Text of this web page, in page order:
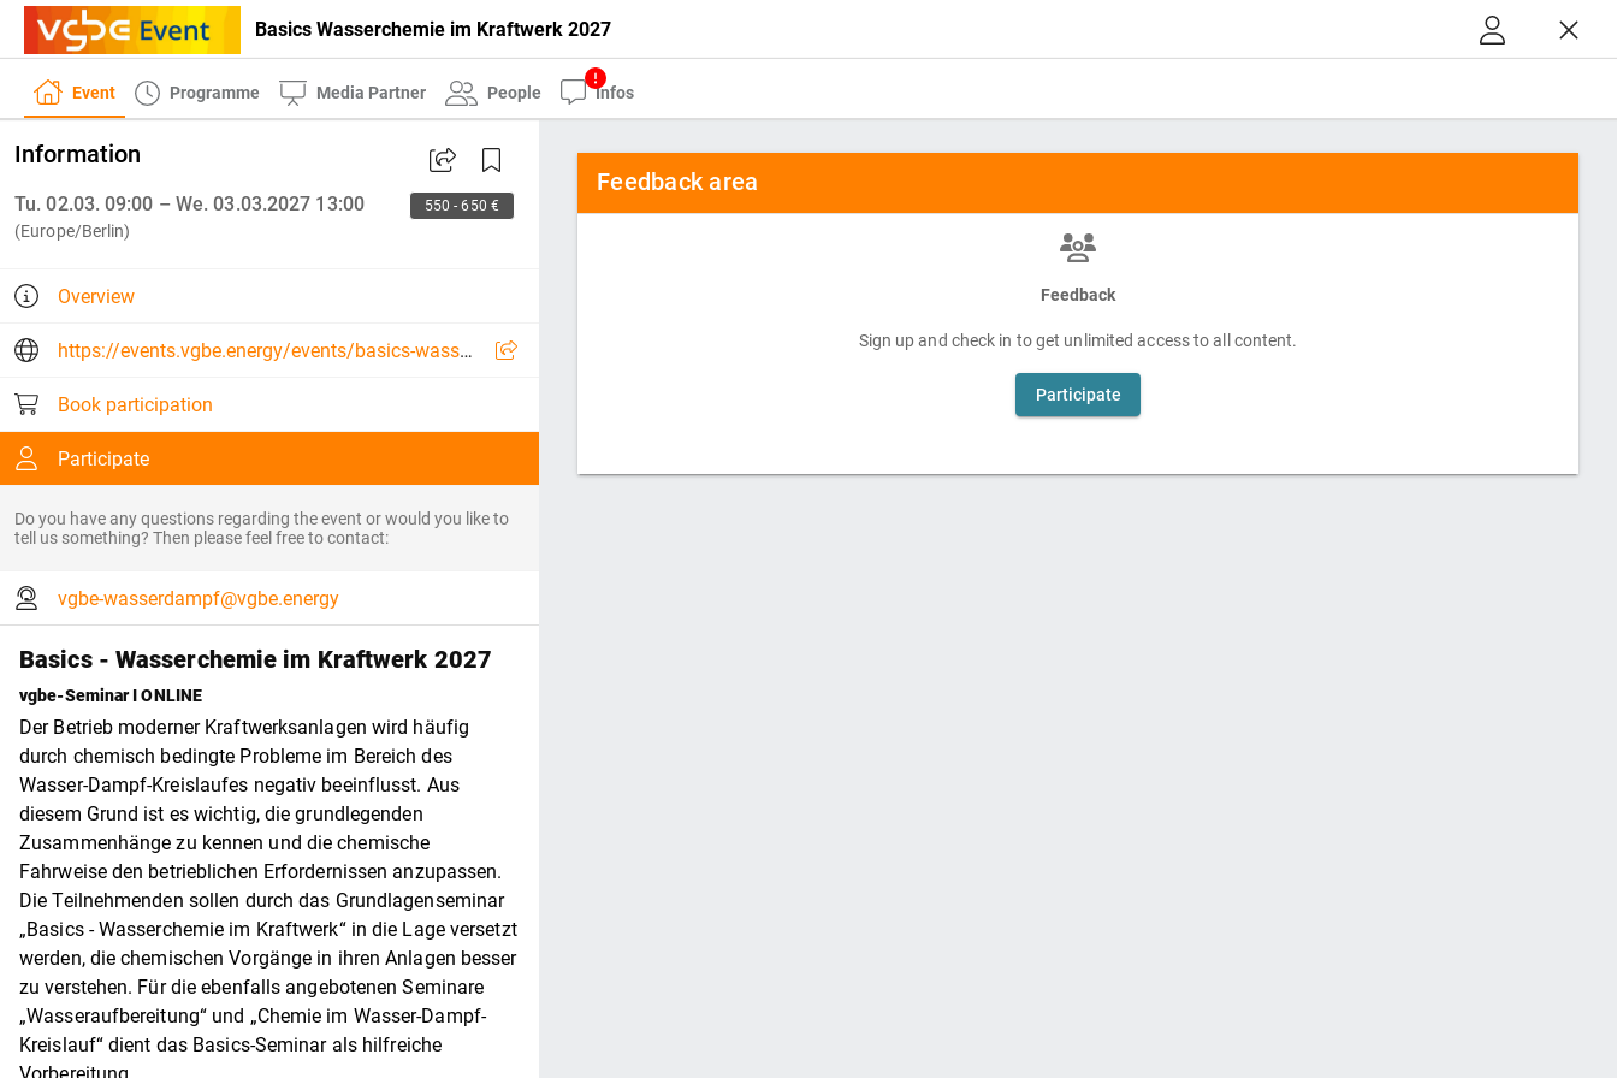
Basics Wasserchemie im Kraftwerk 2027
Event Programme Media Partner People Infos
Information
Tu. 02.03. 09:00 – We. 03.03.2027 13:00
(Europe/Berlin)
550 - 650 €
Overview
https://events.vgbe.energy/events/basics-wasserchemie-im-kraftwerk/30536/5SFN3
Book participation
Participate
Do you have any questions regarding the event or would you like to
tell us something? Then please feel free to contact:
vgbe-wasserdampf@vgbe.energy
Basics - Wasserchemie im Kraftwerk 2027
vgbe-Seminar I ONLINE
Der Betrieb moderner Kraftwerksanlagen wird häufig
durch chemisch bedingte Probleme im Bereich des
Wasser-Dampf-Kreislaufes negativ beeinflusst. Aus
diesem Grund ist es wichtig, die grundlegenden
Zusammenhänge zu kennen und die chemische
Fahrweise den betrieblichen Erfordernissen anzupassen.
Die Teilnehmenden sollen durch das Grundlagenseminar
„Basics - Wasserchemie im Kraftwerk“ in die Lage versetzt
werden, die chemischen Vorgänge in ihren Anlagen besser
zu verstehen. Für die ebenfalls angebotenen Seminare
„Wasseraufbereitung“ und „Chemie im Wasser-Dampf-
Kreislauf“ dient das Basics-Seminar als hilfreiche
Feedback area
Feedback
Sign up and check in to get unlimited access to all content.
Participate